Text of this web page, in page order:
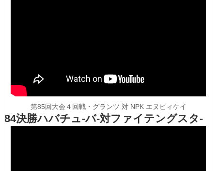
第85回大会４回戦・グランツ 対 NPK エヌピィケイ
84決勝ハバチュ-バ-対ファイテングスタ-